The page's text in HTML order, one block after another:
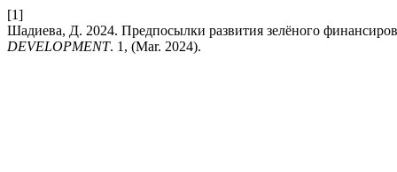
[1]
Шадиева, Д. 2024. Предпосылки развития зелёного
DEVELOPMENT. 1, (Mar. 2024).